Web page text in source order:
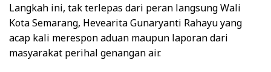
Langkah ini, tak terlepas dari peran langsung Wali
Kota Semarang, Hevearita Gunaryanti Rahayu yang
acap kali merespon aduan maupun laporan dari
masyarakat perihal genangan air.